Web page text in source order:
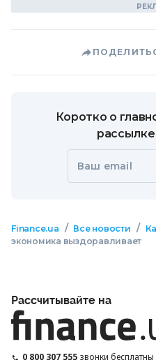
Коротко о
Ваш email
Finance.ua / Все новости /
экономика выздоравливает
Рассчитывайте на
0 800 307 555 звонки бесплатны